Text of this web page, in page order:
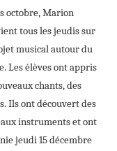
octobre, Marion
tous les jeudis sur
musical autour du
Les élèves ont appris
chants, des
Ils ont découvert des
instruments et ont
jeudi 15 décembre